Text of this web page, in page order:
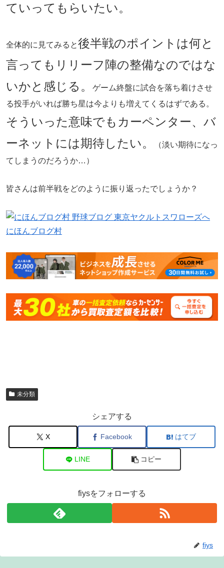
ていってもらいたい。
全体的に見てみると後半戦のポイントは何と
言ってもリリーフ陣の整備なのではな
いかと感じる。
ゲーム終盤に試合を落ち着けさせ
る投手がいれば勝ち星は今よりも増えてくるはずである。
そういった意味でもカーペンター、バ
ーネットには期待したい。
（淡い期待になっ
てしまうのだろうか…）
皆さんは前半戦をどのように振り返ったでしょうか？
にほんブログ村
未分類
シェアする
X Facebook はてブ
LINE コピー
fiysをフォローする
fiys